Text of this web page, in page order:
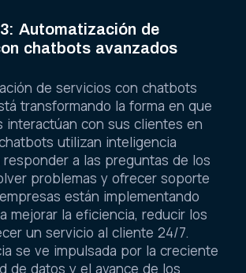
Automatización de
chatbots avanzados
de servicios con chatbots
transformando la forma en que
interactúan con sus clientes en
utilizan inteligencia
a las preguntas de los
problemas y ofrecer soporte
están implementando
mejorar la eficiencia, reducir los
un servicio al cliente 24/7.
se ve impulsada por la creciente
de datos y el avance de los